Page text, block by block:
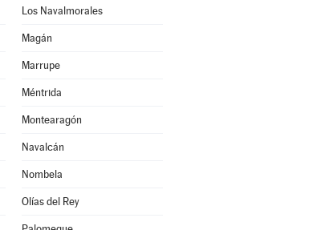
Los Navalmorales
Magán
Marrupe
Méntrida
Montearagón
Navalcán
Nombela
Olías del Rey